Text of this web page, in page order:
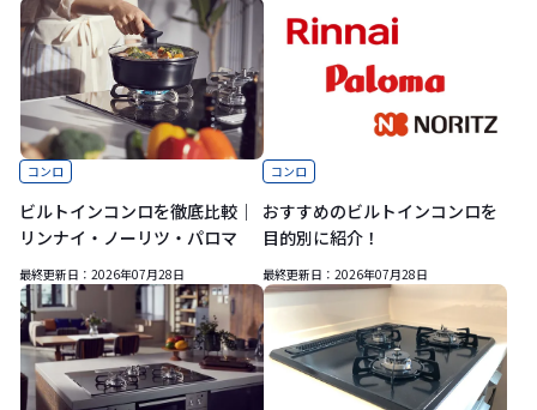
コンロ
ビルトインコンロを徹底比較｜
リンナイ・ノーリツ・パロマ
最終更新日： 2026年07月28日
コンロ
おすすめのビルトインコンロを
目的別に紹介！
最終更新日： 2026年07月28日